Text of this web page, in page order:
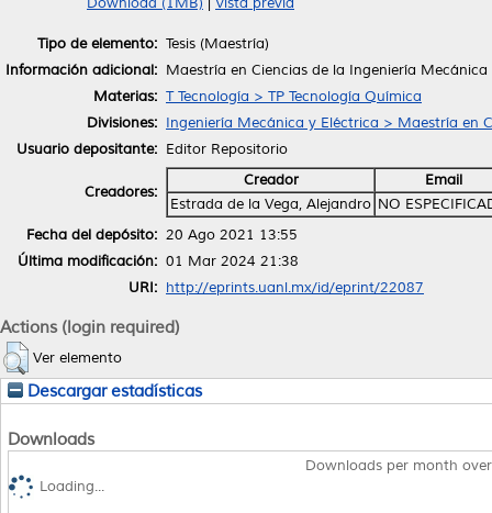
Tipo de elemento: Tesis (Maestría)
Información adicional: Maestría en Ciencias de la Ingeniería
Materias: T Tecnología > TP Tecnología Química
Divisiones: Ingeniería Mecánica y Eléctrica > Maestría en
Usuario depositante: Editor Repositorio
Creadores:
Creador
Email
Estrada de la Vega, Alejandro NO
Fecha del depósito: 20 Ago 2021 13:55
Última modificación: 01 Mar 2024 21:38
URI: http://eprints.uanl.mx/id/eprint/22087
Actions (login required)
Ver elemento
Descargar estadísticas
Downloads
Downloads per month
Loading...